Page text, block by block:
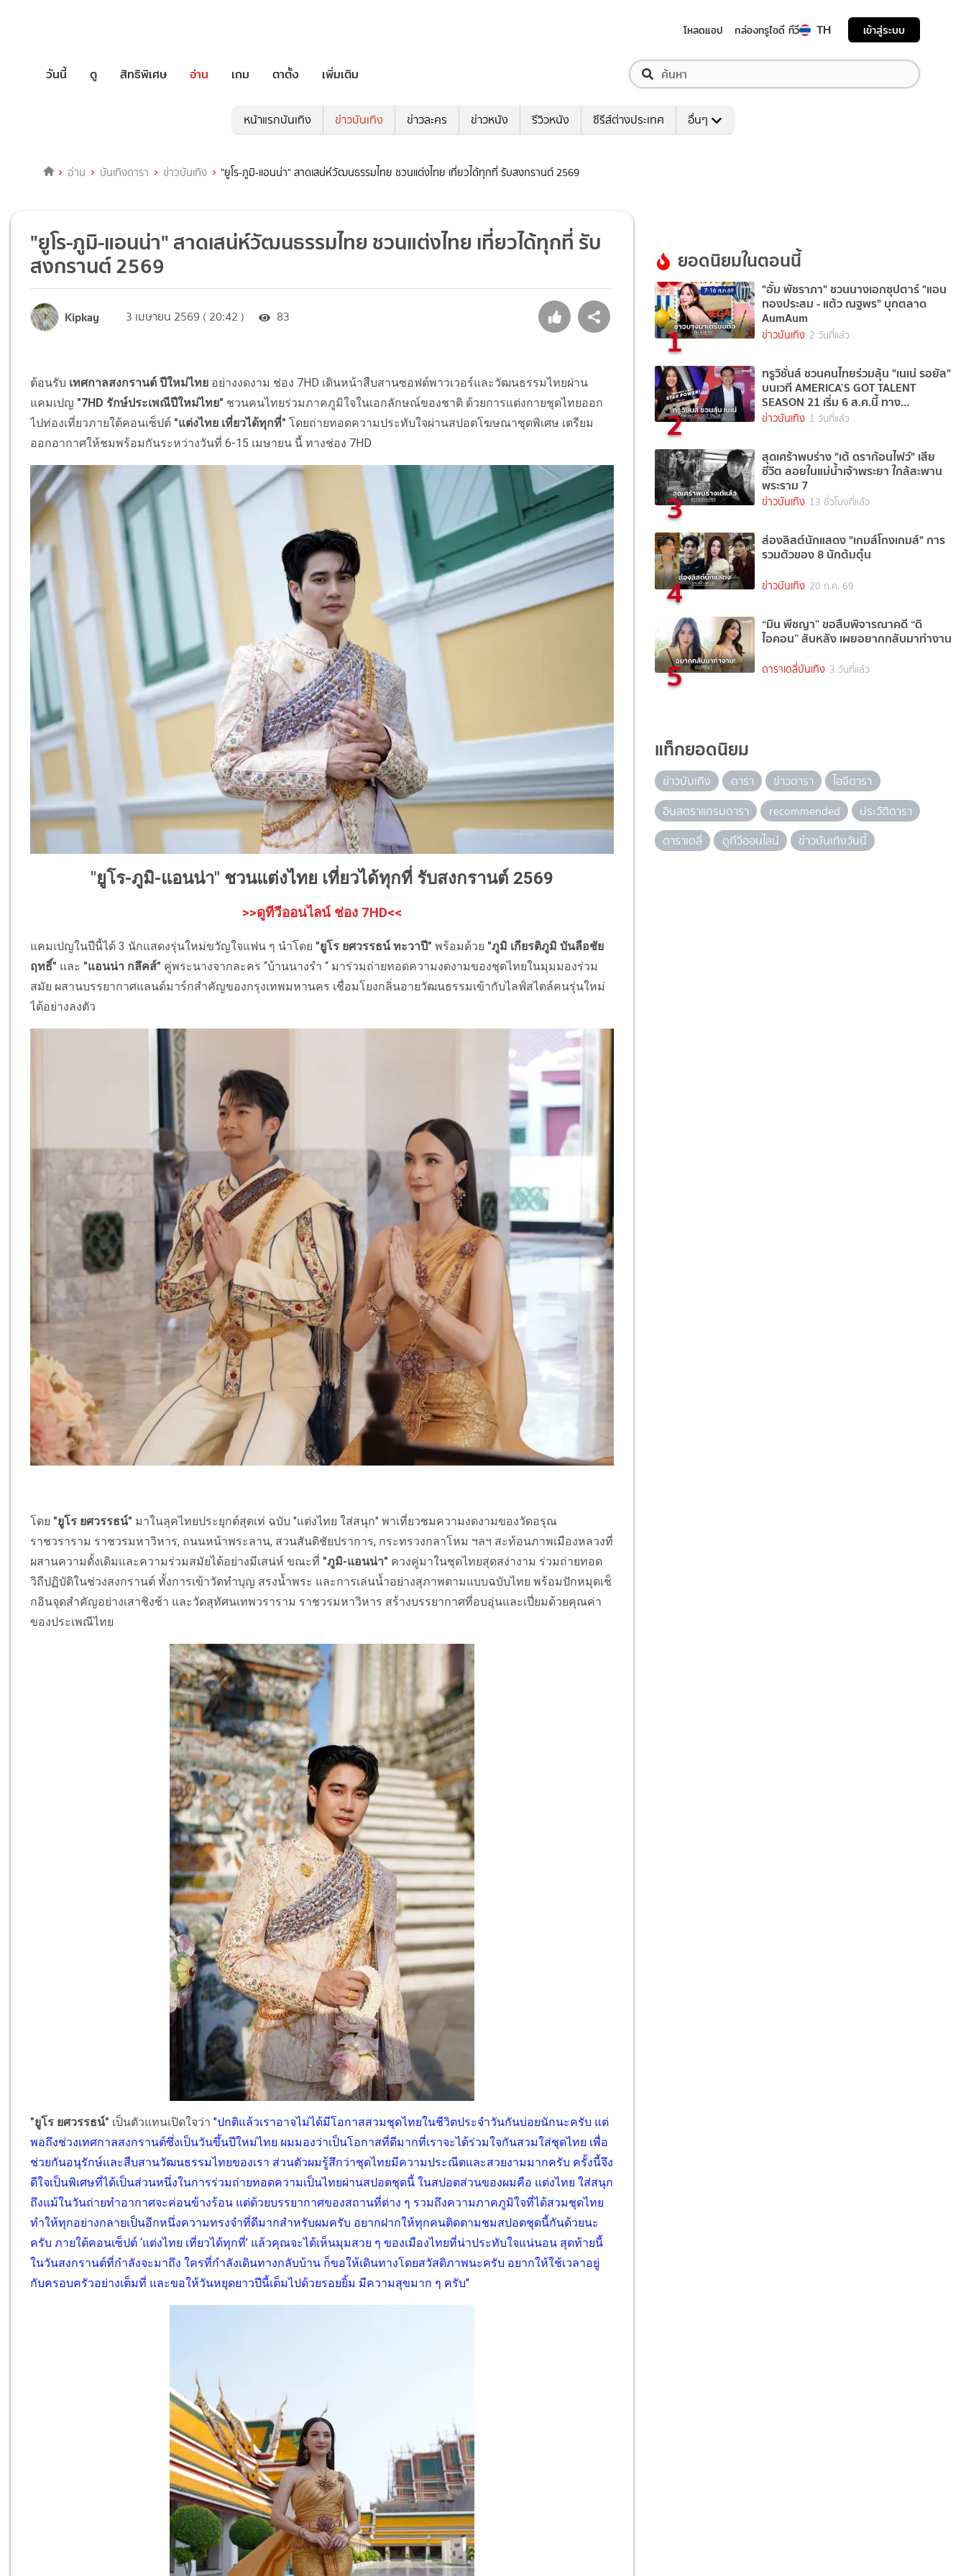
โหลดแอป กล่องทรูไอดี ทีวี TH เข้าสู่ระบบ
วันนี้ ดู สิทธิพิเศษ อ่าน เกม ตาตั้ง เพิ่มเติม
หน้าแรกบันเทิง ข่าวบันเทิง ข่าวละคร ข่าวหนัง รีวิวหนัง ซีรีส์ต่างประเทศ อื่นๆ
อ่าน บันเทิงดารา ข่าวบันเทิง "ยูโร-ภูมิ-แอนน่า" สาดเสน่ห์วัฒนธรรมไทย ชวนแต่งไทย เที่ยวได้ทุกที่ รับสงกรานต์ 2569
"ยูโร-ภูมิ-แอนน่า" สาดเสน่ห์วัฒนธรรมไทย ชวนแต่งไทย เที่ยวได้ทุกที่ รับ
สงกรานต์ 2569
Kipkay 3 เมษายน 2569 ( 20:42 ) 83
ต้อนรับ เทศกาลสงกรานต์ ปีใหม่ไทย อย่างงดงาม ช่อง 7HD เดินหน้าสืบสานซอฟต์พาวเวอร์และวัฒนธรรมไทยผ่าน
แคมเปญ "7HD รักษ์ประเพณีปีใหม่ไทย" ชวนคนไทยร่วมภาคภูมิใจในเอกลักษณ์ของชาติ ด้วยการแต่งกายชุดไทยออก
ไปท่องเที่ยวภายใต้คอนเซ็ปต์ "แต่งไทย เที่ยวได้ทุกที่" โดยถ่ายทอดความประทับใจผ่านสปอตโฆษณาชุดพิเศษ เตรียม
ออกอากาศให้ชมพร้อมกันระหว่างวันที่ 6-15 เมษายน นี้ ทางช่อง 7HD
"ยูโร-ภูมิ-แอนน่า" ชวนแต่งไทย เที่ยวได้ทุกที่ รับสงกรานต์ 2569
>>ดูทีวีออนไลน์ ช่อง 7HD<<
แคมเปญในปีนี้ได้ 3 นักแสดงรุ่นใหม่ขวัญใจแฟน ๆ นำโดย "ยูโร ยศวรรธน์ ทะวาปี" พร้อมด้วย "ภูมิ เกียรติภูมิ บันลือชัย
ฤทธิ์" และ "แอนน่า กลึคส์" คู่พระนางจากละคร “บ้านนางรำ “ มาร่วมถ่ายทอดความงดงามของชุดไทยในมุมมองร่วม
สมัย ผสานบรรยากาศแลนด์มาร์กสำคัญของกรุงเทพมหานคร เชื่อมโยงกลิ่นอายวัฒนธรรมเข้ากับไลฟ์สไตล์คนรุ่นใหม่
ได้อย่างลงตัว
โดย "ยูโร ยศวรรธน์" มาในลุคไทยประยุกต์สุดเท่ ฉบับ "แต่งไทย ใส่สนุก" พาเที่ยวชมความงดงามของวัดอรุณ
ราชวราราม ราชวรมหาวิหาร, ถนนหน้าพระลาน, สวนสันติชัยปราการ, กระทรวงกลาโหม ฯลฯ สะท้อนภาพเมืองหลวงที่
ผสานความดั้งเดิมและความร่วมสมัยได้อย่างมีเสน่ห์ ขณะที่ "ภูมิ-แอนน่า" ควงคู่มาในชุดไทยสุดสง่างาม ร่วมถ่ายทอด
วิถีปฏิบัติในช่วงสงกรานต์ ทั้งการเข้าวัดทำบุญ สรงน้ำพระ และการเล่นน้ำอย่างสุภาพตามแบบฉบับไทย พร้อมปักหมุดเช็
กอินจุดสำคัญอย่างเสาชิงช้า และวัดสุทัศนเทพวราราม ราชวรมหาวิหาร สร้างบรรยากาศที่อบอุ่นและเปี่ยมด้วยคุณค่า
ของประเพณีไทย
"ยูโร ยศวรรธน์" เป็นตัวแทนเปิดใจว่า"ปกติแล้วเราอาจไม่ได้มีโอกาสสวมชุดไทยในชีวิตประจำวันกันบ่อยนักนะครับ แต่
พอถึงช่วงเทศกาลสงกรานต์ซึ่งเป็นวันขึ้นปีใหม่ไทย ผมมองว่าเป็นโอกาสที่ดีมากที่เราจะได้ร่วมใจกันสวมใส่ชุดไทย เพื่อ
ช่วยกันอนุรักษ์และสืบสานวัฒนธรรมไทยของเรา ส่วนตัวผมรู้สึกว่าชุดไทยมีความประณีตและสวยงามมากครับ ครั้งนี้จึง
ดีใจเป็นพิเศษที่ได้เป็นส่วนหนึ่งในการร่วมถ่ายทอดความเป็นไทยผ่านสปอตชุดนี้ ในสปอตส่วนของผมคือ แต่งไทย ใส่สนุก
ถึงแม้ในวันถ่ายทำอากาศจะค่อนข้างร้อน แต่ด้วยบรรยากาศของสถานที่ต่าง ๆ รวมถึงความภาคภูมิใจที่ได้สวมชุดไทย
ทำให้ทุกอย่างกลายเป็นอีกหนึ่งความทรงจำที่ดีมากสำหรับผมครับ อยากฝากให้ทุกคนติดตามชมสปอตชุดนี้กันด้วยนะ
ครับ ภายใต้คอนเซ็ปต์ ‘แต่งไทย เที่ยวได้ทุกที่’ แล้วคุณจะได้เห็นมุมสวย ๆ ของเมืองไทยที่น่าประทับใจแน่นอน สุดท้ายนี้
ในวันสงกรานต์ที่กำลังจะมาถึง ใครที่กำลังเดินทางกลับบ้าน ก็ขอให้เดินทางโดยสวัสดิภาพนะครับ อยากให้ใช้เวลาอยู่
กับครอบครัวอย่างเต็มที่ และขอให้วันหยุดยาวปีนี้เต็มไปด้วยรอยยิ้ม มีความสุขมาก ๆ ครับ"
ยอดนิยมในตอนนี้
1
"อั้ม พัชราภา" ชวนนางเอกซุปตาร์ "แอน
ทองประสม - แต้ว ณฐพร" บุกตลาด
AumAum
ข่าวบันเทิง 2 วันที่แล้ว
2
ทรูวิชั่นส์ ชวนคนไทยร่วมลุ้น "เนเน่ รอยัล"
บนเวที AMERICA’S GOT TALENT
SEASON 21 เริ่ม 6 ส.ค.นี้ ทาง
TrueVisions NOW
ข่าวบันเทิง 1 วันที่แล้ว
3
สุดเศร้าพบร่าง "เต้ ดราก้อนไฟว์" เสีย
ชีวิต ลอยในแม่น้ำเจ้าพระยา ใกล้สะพาน
พระราม 7
ข่าวบันเทิง 13 ชั่วโมงที่แล้ว
4
ส่องลิสต์นักแสดง "เกมส์โกงเกมส์" การ
รวมตัวของ 8 นักต้มตุ๋น
ข่าวบันเทิง 20 ก.ค. 69
5
“มิน พีชญา” ขอสืบพิจารณาคดี “ดิ
ไอคอน” ลับหลัง เผยอยากกลับมาทำงาน
ดาราเดลี่บันเทิง 3 วันที่แล้ว
แท็กยอดนิยม
ข่าวบันเทิง ดารา ข่าวดารา
ไอจีดารา
อินสตราแกรมดารา
recommended
ประวัติดารา
ดาราเดลี่
ดูทีวีออนไลน์ ข่าวบันเทิงวันนี้